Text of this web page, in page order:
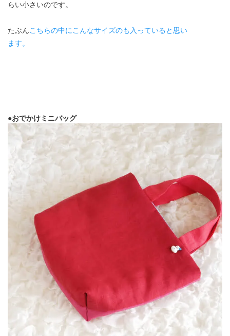
らい小さいのです。
たぶんこちらの中にこんなサイズのも入っていると思い
ます。
●おでかけミニバッグ